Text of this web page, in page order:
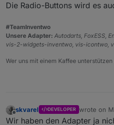
Die Radio-Buttons wird es
#TeamInventwo
Unsere Adapter: Autodarts, FoxESS,
vis-2-widgets-inventwo, vis-icontwo,
Wer uns mit einem Kaffee
Offline
skvarel DEVELOPER wrote on
last edited
Wir haben den Adapter ja